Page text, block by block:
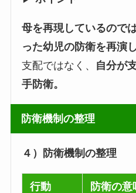
母を再現しているので
った幼児の防衛を再演
支配ではなく、
自分が
手防衛。
防衛機制の整理
４）防衛機制の整理
行動 防衛の意